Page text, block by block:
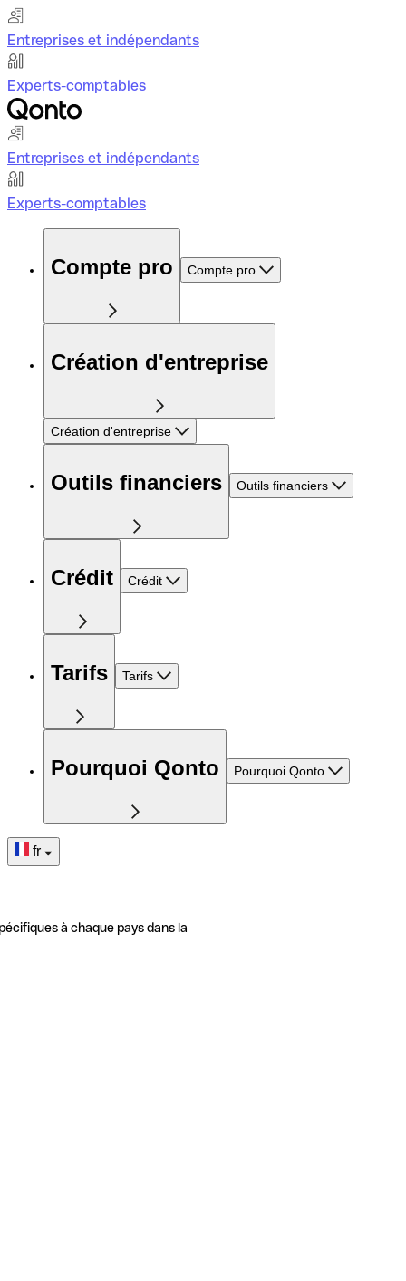
Entreprises et indépendants
Experts-comptables
Entreprises et indépendants
Experts-comptables
Compte pro Compte pro
Création d'entreprise
Création d'entreprise
Outils financiers Outils financiers
Crédit Crédit
Tarifs Tarifs
Pourquoi Qonto Pourquoi Qonto
fr
à chaque pays dans la